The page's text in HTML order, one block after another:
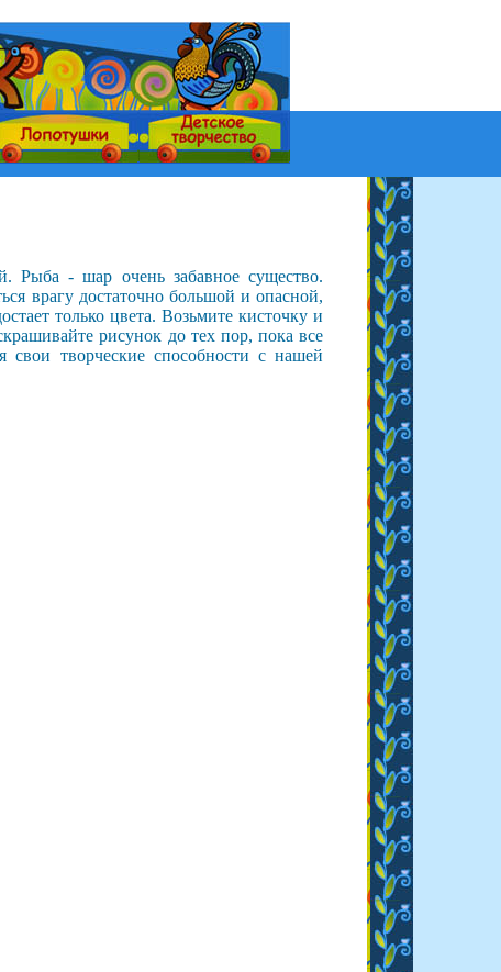
Рыба - шар очень забавное существо.
врагу достаточно большой и опасной,
только цвета. Возьмите кисточку и
рисунок до тех пор, пока все
свои творческие способности с нашей